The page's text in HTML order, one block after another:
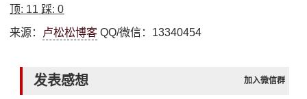
顶: 11 踩:0
来源： 卢松松博客 QQ/微信：13340454
发表感想 加入微信群